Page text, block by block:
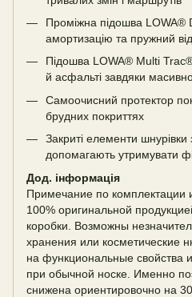
Проміжна підошва LOWA®
амортизацію та пружний
Підошва LOWA® Multi
й асфальті завдяки
Самоочисний протектор
брудних покриттях
Закриті елементи
допомагають утримувати
Дод. інформація
Примечание по комплектации
100% оригинальной
коробки. Возможны
хранения или косметические
на функциональные свойства
при обычной носке. Именно
снижена ориентировочно на